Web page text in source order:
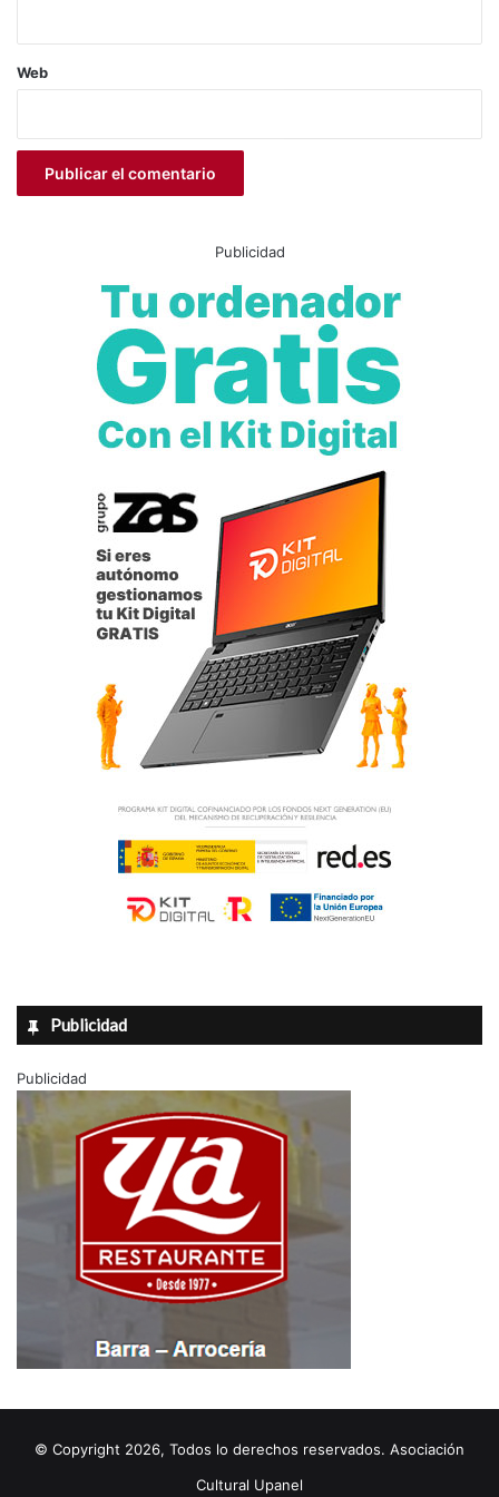
La Vuelta
Sierra de Salinas
Turismo Vía Verde del Chicharra
Villena Villena en Bici
Web
Publicidad
Publicidad
Publicidad
© Copyright 2026, Todos lo derechos reservados. Asociación
Cultural Upanel